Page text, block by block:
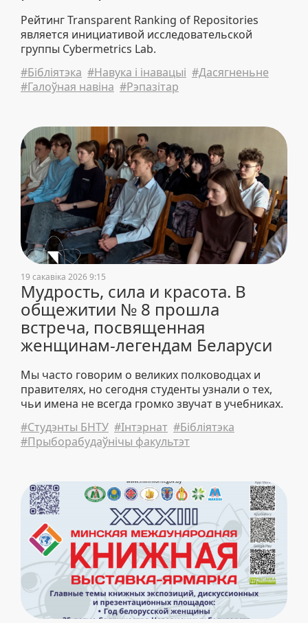
Рейтинг Transparent Ranking of Repositories
является инициативой исследовательской
группы Cybermetrics Lab.
#Бібліятэка #Навука і інавацыі #Дасягненьне
#Галоўная навіна #Рэпазітар
19 сакавіка 2026 9:15
Мудрость, сила и красота. В
общежитии № 8 прошла
встреча, посвященная
женщинам-легендам Беларуси
Мы часто говорим о великих полководцах и
правителях, но сегодня студенты узнали о тех,
чьи имена не всегда громко звучат в учебниках.
#Студэнты БНТУ #Інтэрнат #Бібліятэка
#Прыборабудаўнічы факультэт